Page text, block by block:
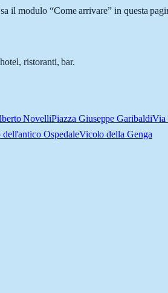
modulo “Come arrivare” in questa
ristoranti, bar.
NovelliPiazza Giuseppe GaribaldiVia
OspedaleVicolo della Genga